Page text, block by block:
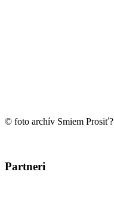
© foto archív Smiem Prosiť?
Partneri